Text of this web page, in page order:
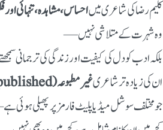
کلیم رضا کی شاعری میںاحساس، مشاہدہ، تنہائی اور
وہ شہرت کے متلاشی نہیں —
بلکہ ادب کو دل کی کیفیت اور زندگی کی ترجمانی
ان کی زیادہ تر شاعریغیر مطبوعہ (unpublished)
جو مختلف سوشل میڈیا پلیٹ فارمز پر پھیلی ہوئی